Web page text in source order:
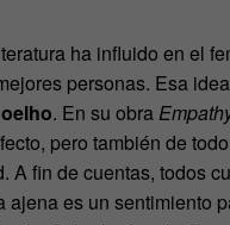
ha influido en el
personas. Esa
. En su obra
pero también de
A fin de cuentas, todos
ajena es un sentimiento